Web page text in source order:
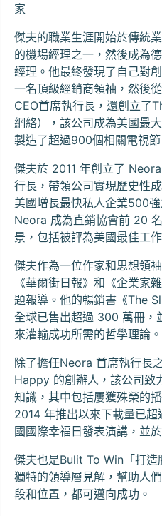
家
傑夫的職業生涯開始於傳統
的機場經理之一，然後成為
經理。他最終發現了自己對
一名頂級經銷商領袖，然後
CEO首席執行長，還創立了
網絡），該公司成為美國最
製造了超過900個相關電視節
傑夫於 2011 年創立了
行長，帶領公司實現歷史性
美國增長最快私人企業500
Neora 成為直銷協會前 20
景，包括被評為美國最佳工
傑夫作為一位作家和思想領
《華爾街日報》和《企業家
題報導。他的暢銷書《The
全球已售出超過 300 萬冊，
來灌輸成功所需的哲學理論。
除了擔任Neora 首席執行長
Happy 的創辦人，該公司致
知識，其中包括屢獲殊榮的
2014 年推出以來下載量已
國國際幸福日發表演講，並
傑夫也是Bulit To Win「打造
獨特的領導層見解，幫助人
段和位置，都可邁向成功。